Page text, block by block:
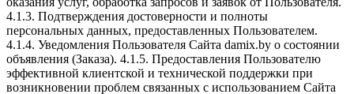
4.1.3. Подтверждения достоверности и полноты
персональных данных, предоставленных Пользователем.
4.1.4. Уведомления Пользователя Сайта damix.by о состоянии
объявления (Заказа). 4.1.5. Предоставления Пользователю
эффективной клиентской и технической поддержки при
возникновении проблем связанных с использованием Сайта